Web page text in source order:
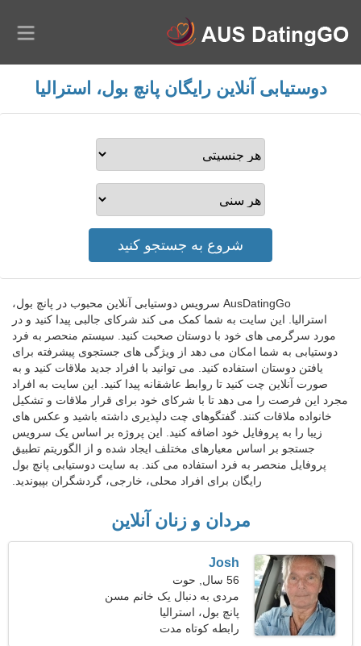
دوستیابی آنلاین رایگان پانچ بول، استرالیا
AusDatingGo سرویس دوستیابی آنلاین محبوب در پانچ بول،
استرالیا. این سایت به شما کمک می کند شرکای جالبی پیدا کنید و در
مورد سرگرمی های خود با دوستان صحبت کنید. سیستم منحصر به فرد
دوستیابی به شما امکان می دهد از ویژگی های جستجوی پیشرفته برای
یافتن دوستان استفاده کنید. می توانید با افراد جدید ملاقات کنید و به
صورت آنلاین چت کنید تا روابط عاشقانه پیدا کنید. این سایت به افراد
مجرد این فرصت را می دهد تا با شرکای خود برای قرار ملاقات و تشکیل
خانواده ملاقات کنند. گفتگوهای چت دلپذیری داشته باشید و عکس های
زیبا را به پروفایل خود اضافه کنید. این پروژه بر اساس یک سرویس
جستجو بر اساس معیارهای مختلف ایجاد شده و از الگوریتم تطبیق
پروفایل منحصر به فرد استفاده می کند. به سایت دوستیابی پانچ بول
رایگان برای افراد محلی، خارجی، گردشگران بپیوندید.
مردان و زنان آنلاین
Josh
56 سال, حوت
مردی به دنبال یک خانم مسن
49-54
پانچ بول، استرالیا
رابطه کوتاه مدت